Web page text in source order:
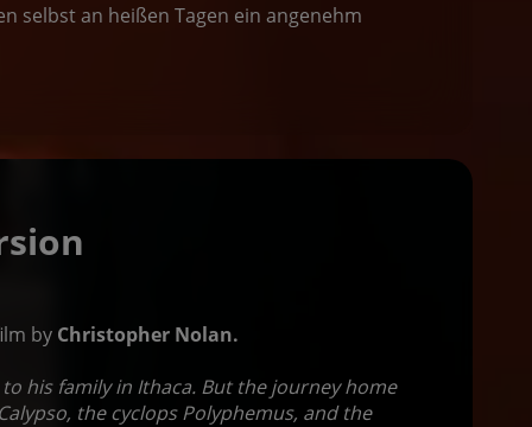
selbst an heißen Tagen ein angenehm
by Christopher Nolan.
his family in Ithaca. But the journey home
the cyclops Polyphemus, and the